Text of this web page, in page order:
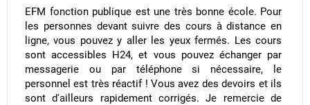
EFM fonction publique est une très bonne école. Pour
les personnes devant suivre des cours à distance en
ligne, vous pouvez y aller les yeux fermés. Les cours
sont accessibles H24, et vous pouvez échanger par
messagerie ou par téléphone si nécessaire, le
personnel est très réactif ! Vous avez des devoirs et ils
sont d'ailleurs rapidement corrigés. Je remercie de